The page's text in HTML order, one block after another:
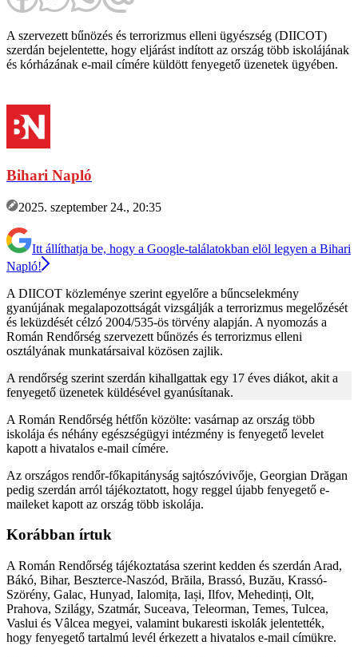
A szervezett bűnözés és terrorizmus elleni ügyészség (DIICOT)
szerdán bejelentette, hogy eljárást indított az ország több iskolájának
és kórházának e-mail címére küldött fenyegető üzenetek ügyében.
Bihari Napló
2025. szeptember 24., 20:35
Itt állíthatja be, hogy a Google-találatokban elöl legyen a Bihari
Napló!
A DIICOT közleménye szerint egyelőre a bűncselekmény
gyanújának megalapozottságát vizsgálják a terrorizmus megelőzését
és leküzdését célzó 2004/535-ös törvény alapján. A nyomozás a
Román Rendőrség szervezett bűnözés és terrorizmus elleni
osztályának munkatársaival közösen zajlik.
A rendőrség szerint szerdán kihallgattak egy 17 éves diákot, akit a
fenyegető üzenetek küldésével gyanúsítanak.
A Román Rendőrség hétfőn közölte: vasárnap az ország több
iskolája és néhány egészségügyi intézmény is fenyegető levelet
kapott a hivatalos e-mail címére.
Az országos rendőr-főkapitányság sajtószóvivője, Georgian Drăgan
pedig szerdán arról tájékoztatott, hogy reggel újabb fenyegető e-
maileket kapott az ország több iskolája.
Korábban írtuk
A Román Rendőrség tájékoztatása szerint kedden és szerdán Arad,
Bákó, Bihar, Beszterce-Naszód, Brăila, Brassó, Buzău, Krassó-
Szörény, Galac, Hunyad, Ialomița, Iași, Ilfov, Mehedinți, Olt,
Prahova, Szilágy, Szatmár, Suceava, Teleorman, Temes, Tulcea,
Vaslui és Vâlcea megyei, valamint bukaresti iskolák jelentették,
hogy fenyegető tartalmú levél érkezett a hivatalos e-mail címükre.